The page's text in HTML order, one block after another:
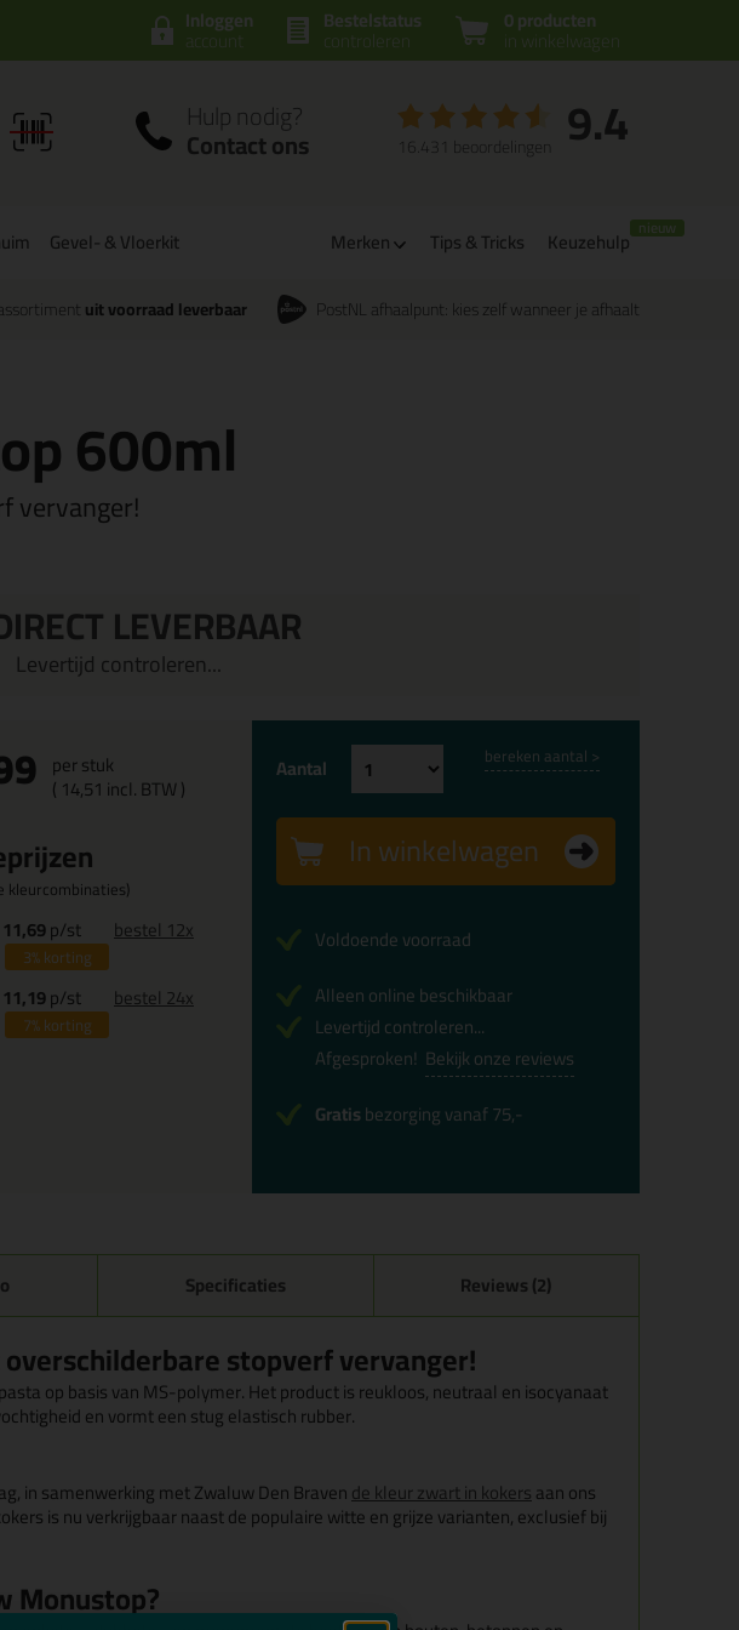
0 producten
in winkelwagen
Bestelstatus
controleren
Inloggen
account
Hulp nodig?
Contact ons 9.4
16.431 beoordelingen
Gevel- & Vloerkit Merken Tips & Tricks Keuzehulp
uit voorraad leverbaar PostNL afhaalpunt: kies zelf wanneer je afhaalt
600ml
vervanger!
LEVERBAAR
Levertijd controleren...
per stuk
( 14,51 incl. BTW )
kleurcombinaties)
11,69p/st
3%korting
bestel 12x
11,19p/st
7%korting
bestel 24x
Aantal bereken aantal >
In winkelwagen
Voldoende voorraad
Alleen online beschikbaar
Levertijd controleren...
Afgesproken! Bekijk onze reviews
Gratisbezorging vanaf 75,-
Specificaties Reviews (2)
stopverf vervanger!
op basis van MS-polymer. Het product is reukloos, neutraal en isocyanaat
en vormt een stug elastisch rubber.
in samenwerking met Zwaluw Den Bravende kleur zwart in kokersaan ons
is nu verkrijgbaar naast de populaire witte en grijze varianten, exclusief bij
Monustop?